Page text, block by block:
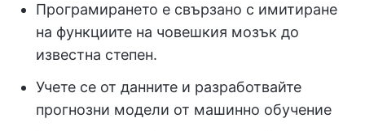
Програмирането е свързано с имитиране
на функциите на човешкия мозък до
известна степен.
Учете се от данните и разработвайте
прогнозни модели от машинно обучение